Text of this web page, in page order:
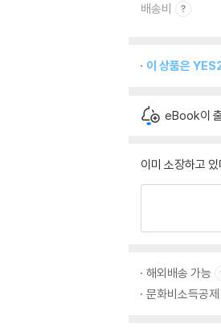
배송비
이 상품은
eBook이
이미 소장하고
해외배송 가능
문화비소득공